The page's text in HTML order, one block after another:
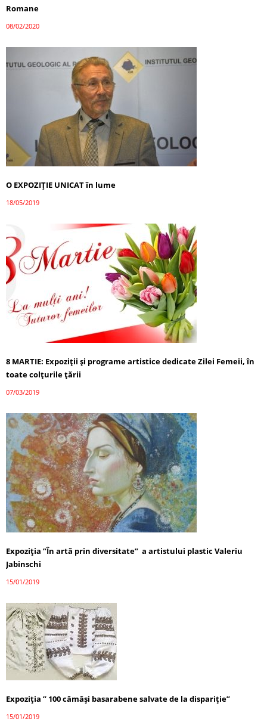
Romane
08/02/2020
O EXPOZIȚIE UNICAT în lume
18/05/2019
8 MARTIE: Expoziții și programe artistice dedicate Zilei Femeii, în
toate colțurile țării
07/03/2019
Expoziția ”În artă prin diversitate” a artistului plastic Valeriu
Jabinschi
15/01/2019
Expoziția ” 100 cămăși basarabene salvate de la dispariție”
15/01/2019